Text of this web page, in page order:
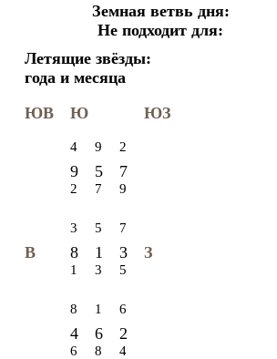
Земная ветвь дня:
Не подходит для:
Летящие звёзды:
года и месяца
ЮВ
Ю ЮЗ
В
4
9
2
9
5
7
2
7
9
З
3
8
1
5
1
3
7
3
5
8
4
6
1
6
8
6
2
4